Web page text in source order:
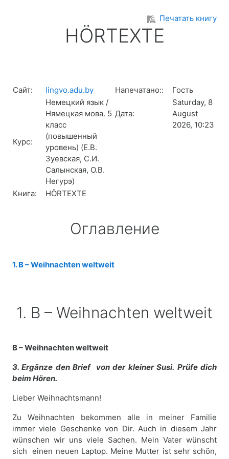
Печатать книгу
HÖRTEXTE
Сайт: lingvo.adu.by
Курс:
Немецкий язык /
Нямецкая мова. 5
класс
(повышенный
уровень) (Е.В.
Зуевская, С.И.
Салынская, О.В.
Негурэ)
Книга:
HÖRTEXTE
Напечатано:: Гость
Дата:
Saturday, 8
August
2026, 10:23
Оглавление
1. B – Weihnachten weltweit
1. B – Weihnachten weltweit
B – Weihnachten weltweit
3. Ergänze den Brief von der kleiner Susi. Prüfe dich
beim Hören.
Lieber Weihnachtsmann!
Zu Weihnachten bekommen alle in meiner Familie
immer viele Geschenke von Dir. Auch in diesem Jahr
wünschen wir uns viele Sachen. Mein Vater wünscht
sich einen neuen Laptop. Meine Mutter ist sehr schön,